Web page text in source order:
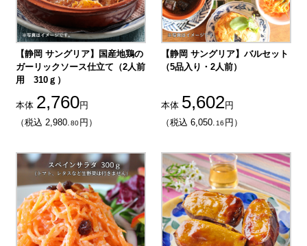
【静岡 サングリア】国産地鶏の
ガーリックソース仕立て（2人前
用 310ｇ）
本体 2,760円
（税込 2,980.80 円）
【静岡 サングリア】バルセット
（5品入り・2人前）
本体 5,602円
（税込 6,050.16 円）